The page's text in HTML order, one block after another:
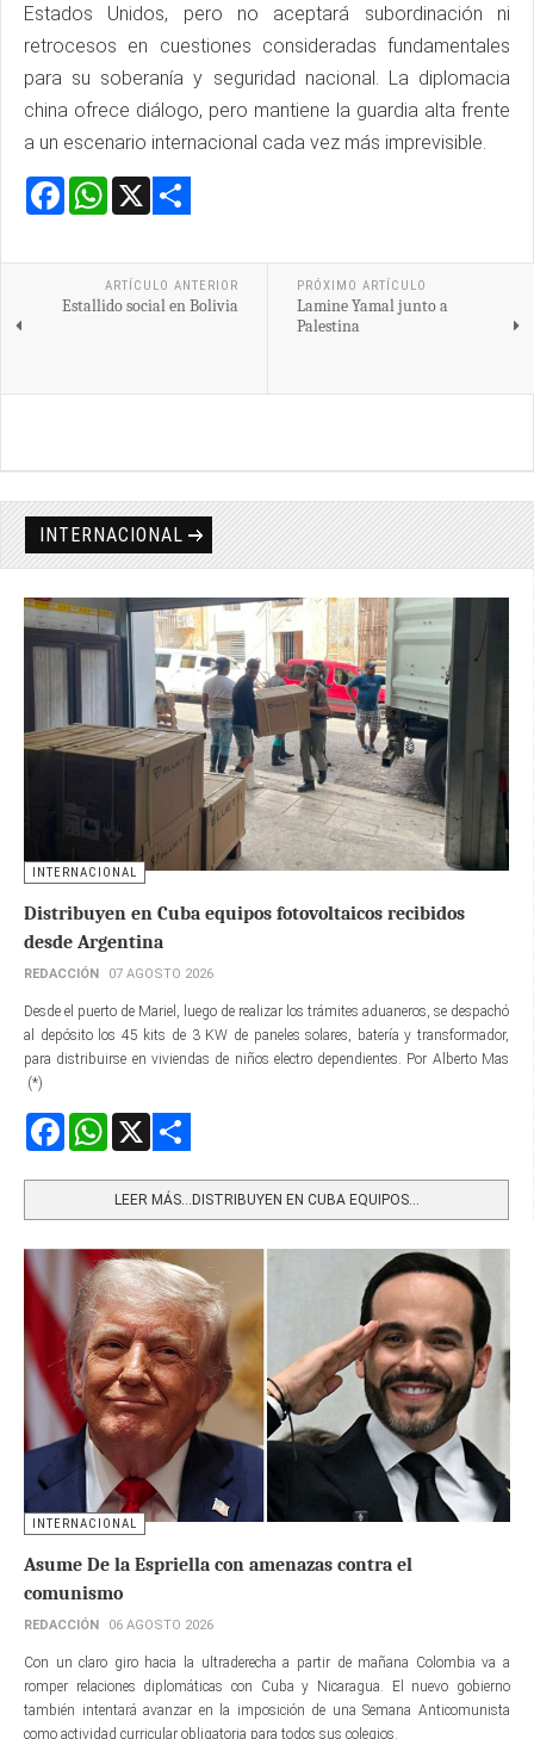
Estados Unidos, pero no aceptará subordinación ni
retrocesos en cuestiones consideradas fundamentales
para su soberanía y seguridad nacional. La diplomacia
china ofrece diálogo, pero mantiene la guardia alta frente
a un escenario internacional cada vez más imprevisible.
Facebook
WhatsApp
ARTÍCULO ANTERIOR
Estallido social en Bolivia
PRÓXIMO ARTÍCULO
Lamine Yamal junto a
Palestina
INTERNACIONAL
INTERNACIONAL
Distribuyen en Cuba equipos fotovoltaicos recibidos
desde Argentina
REDACCIÓN 07 AGOSTO 2026
Desde el puerto de Mariel, luego de realizar los trámites aduaneros, se despachó
al depósito los 45 kits de 3 KW de paneles solares, batería y transformador,
para distribuirse en viviendas de niños electro dependientes. Por Alberto Mas
(*)
FacebookWhatsApp
LEER MÁS…DISTRIBUYEN EN CUBA EQUIPOS...
INTERNACIONAL
Asume De la Espriella con amenazas contra el
comunismo
REDACCIÓN 06 AGOSTO 2026
Con un claro giro hacia la ultraderecha a partir de mañana Colombia va a
romper relaciones diplomáticas con Cuba y Nicaragua. El nuevo gobierno
también intentará avanzar en la imposición de una Semana Anticomunista
como actividad curricular obligatoria para todos sus colegios.